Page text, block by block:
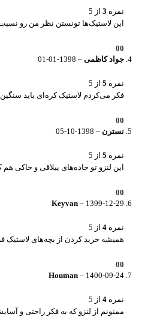
نمره 3 از 5
این لاستیک‌ها تونستن نظر من رو
0
0
جواد کاظمی –
1398-01-01
نمره 5 از 5
فکر می‌کردم لاستیک کره‌ای باید
0
0
نسترن –
1398-10-05
نمره 5 از 5
این لنزو تو جاده‌های ییلاقی و خاکی
0
0
Keyvan – 1399-12-29
نمره 4 از 5
همیشه خرید کردن از بچه‌های لاستیک
0
0
Houman – 1400-09-24
نمره 4 از 5
ممنونم از لنزو که به فکر راحتی و